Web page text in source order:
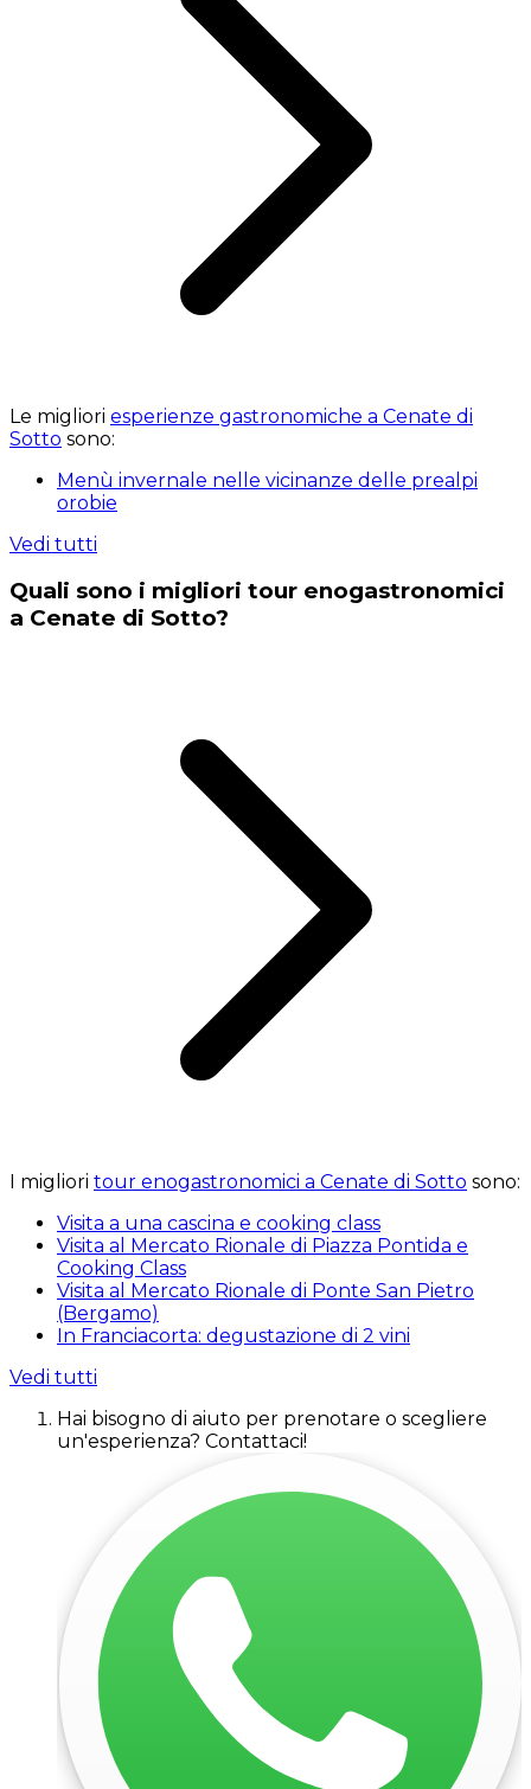
Le migliori esperienze gastronomiche a Cenate di
Sotto sono:
Menù invernale nelle vicinanze delle prealpi
orobie
Vedi tutti
Quali sono i migliori tour enogastronomici
a Cenate di Sotto?
I migliori tour enogastronomici a Cenate di Sotto sono:
Visita a una cascina e cooking class
Visita al Mercato Rionale di Piazza Pontida e
Cooking Class
Visita al Mercato Rionale di Ponte San Pietro
(Bergamo)
In Franciacorta: degustazione di 2 vini
Vedi tutti
Hai bisogno di aiuto per prenotare o scegliere
un'esperienza? Contattaci!